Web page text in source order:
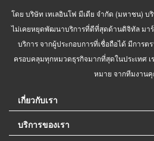
โดย บริษัท เทเลอินโฟ มีเดีย จำกัด (มหาชน) บ
ไม่เคยหยุดพัฒนาบริการที่ดีที่สุดด้านดิจิทัล มา
บริการ จากผู้ประกอบการที่เชื่อถือได้ มีการ
ครอบคลุมทุกหมวดธุรกิจมากที่สุดในประเทศ
หมาย จากทีมงาน
เกี่ยวกับเรา
บริการของเรา